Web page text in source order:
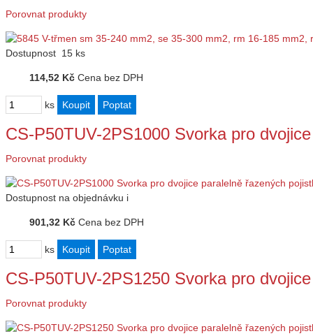
Porovnat produkty
Dostupnost 15 ks
114,52 Kč Cena bez DPH
ks
CS-P50TUV-2PS1000 Svorka pro
Porovnat produkty
Dostupnost na objednávku i
901,32 Kč Cena bez DPH
ks
CS-P50TUV-2PS1250 Svorka pro
Porovnat produkty